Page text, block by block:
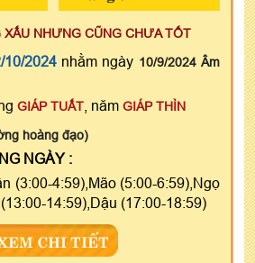
XẤU NHƯNG CŨNG CHƯA TỐT
10/2024nhằm ngày 10/9/2024 Âm
GIÁP TUẤT , năm GIÁP THÌN
hoàng đạo)
NGÀY :
(3:00-4:59),Mão (5:00-6:59),Ngọ
14:59),Dậu (17:00-18:59)
CHI TIẾT